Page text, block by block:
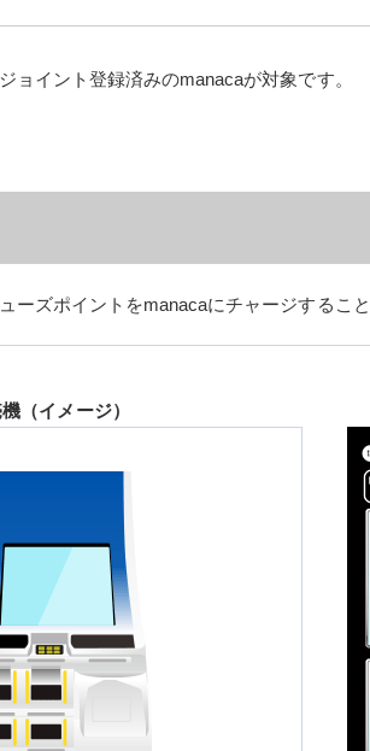
イント登録済みのmanacaが対象です。
ーズポイントをmanacaにチャージすること
（イメージ）